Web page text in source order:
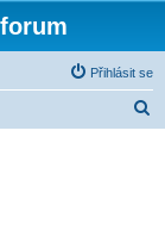
Přihlásit se